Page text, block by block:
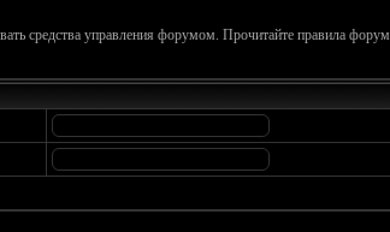
средства управления форумом. Прочитайте правила